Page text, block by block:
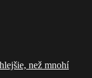
než mnohí